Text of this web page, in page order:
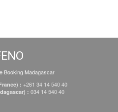
Booking Madagascar
: +261 34 14 540 40
: 034 14 540 40